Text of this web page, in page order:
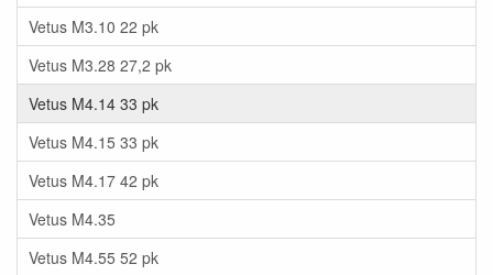
Vetus M3.10 22 pk
Vetus M3.28 27,2 pk
Vetus M4.14 33 pk
Vetus M4.15 33 pk
Vetus M4.17 42 pk
Vetus M4.35
Vetus M4.55 52 pk